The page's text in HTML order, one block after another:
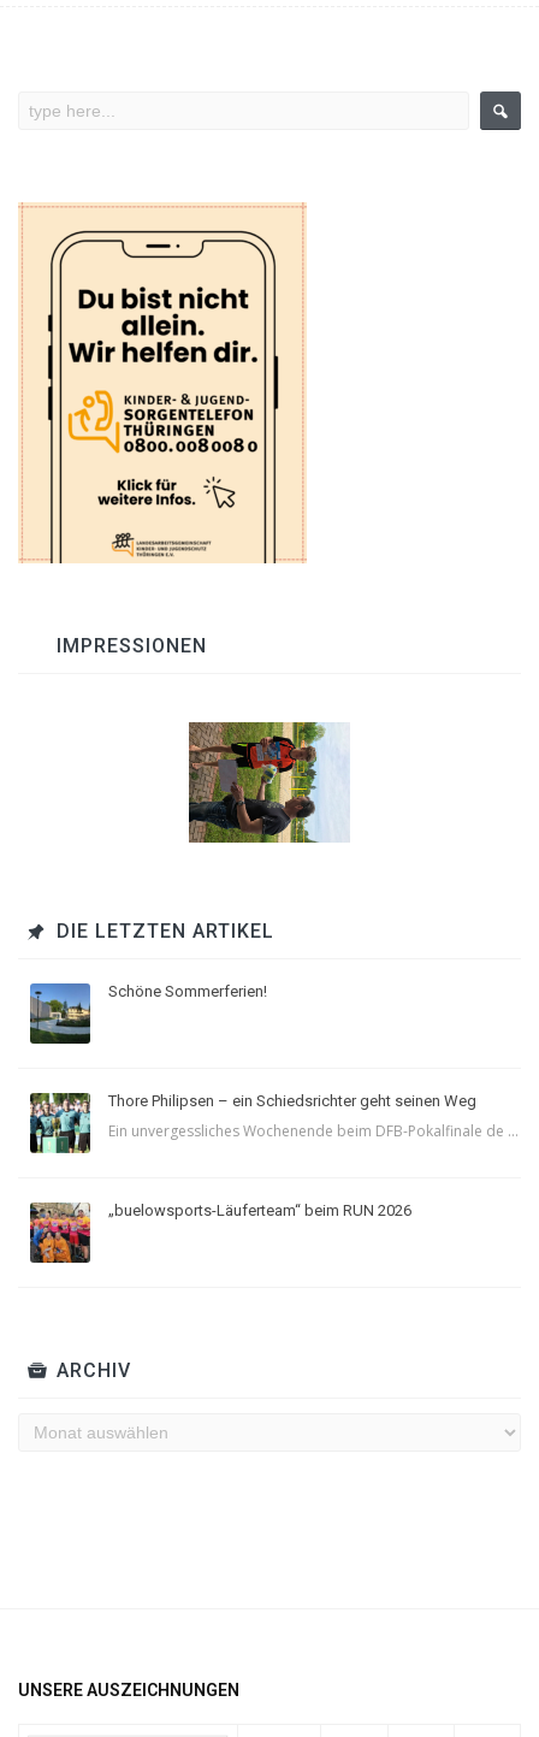
IMPRESSIONEN
DIE LETZTEN ARTIKEL
Schöne Sommerferien!
Thore Philipsen – ein Schiedsrichter geht seinen Weg
Ein unvergessliches Wochenende beim DFB-Pokalfinale de ...
„buelowsports-Läuferteam“ beim RUN 2026
ARCHIV
Archiv
UNSERE AUSZEICHNUNGEN